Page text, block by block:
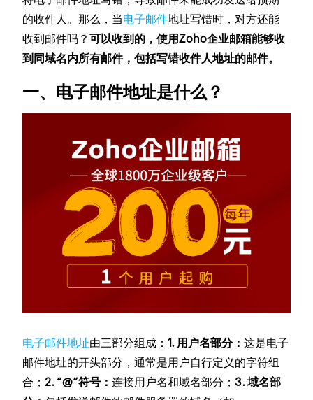
的收件人。那么，当电子邮件地址写错时，对方还能
收到邮件吗？可以收到的，使用Zoho企业邮箱能够收
到同域名内所有邮件，包括写错收件人地址的邮件。
一、电子邮件地址是什么？
电子邮件地址由三部分组成：1. 用户名部分：这是电子
邮件地址的开头部分，通常是用户自行定义的字符组
合；2. “@”符号：连接用户名和域名部分；3. 域名部